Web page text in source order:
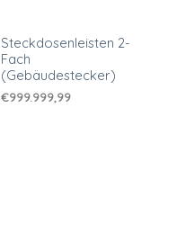
Steckdosenleisten 2-
Fach
(Gebäudestecker)
€999.999,99